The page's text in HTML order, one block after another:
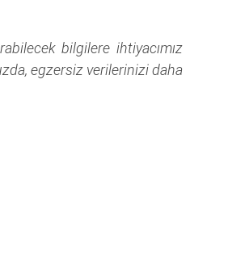
bilgilere ihtiyacımız
egzersiz verilerinizi daha